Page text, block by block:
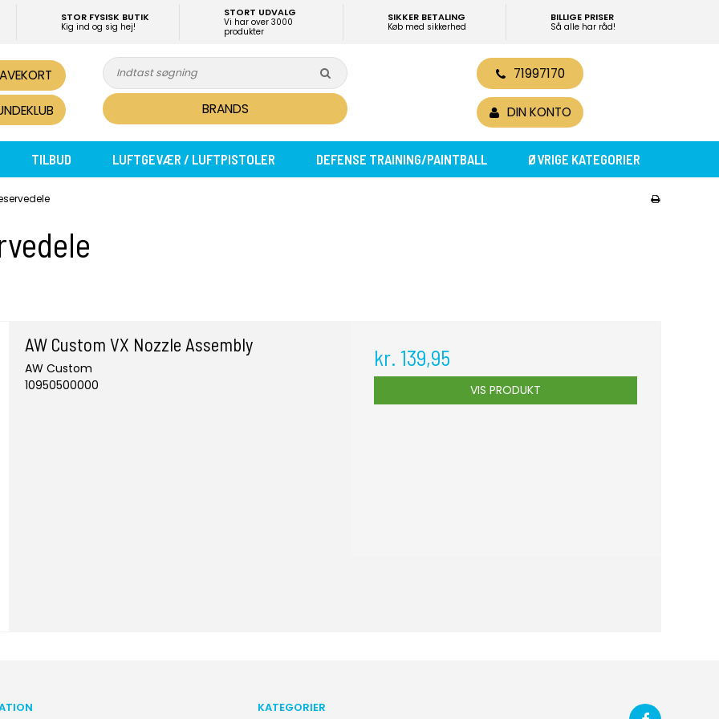
STOR FYSISK BUTIK
Kig ind og sig hej!
STORT UDVALG
Vi har over 3000
produkter
SIKKER BETALING
Køb med sikkerhed
BILLIGE PRISER
Så alle har råd!
BRANDS
71997170
DIN KONTO
TILBUD LUFTGEVÆR / LUFTPISTOLER DEFENSE TRAINING/PAINTBALL ØVRIGE KATEGORIER
AW Custom VX Nozzle Assembly
AW Custom
10950500000
kr. 139,95
VIS PRODUKT
KATEGORIER